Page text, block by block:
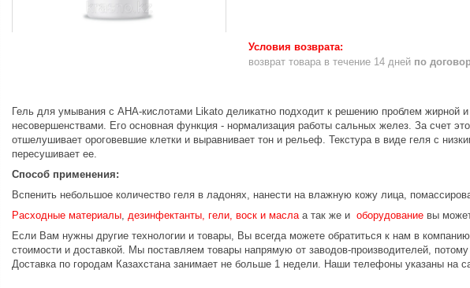
возврат товара в течение 14 дней по
Гель для умывания с AHA-кислотами Likato деликатно подходит к решению проблем
несовершенствами. Его основная функция - нормализация работы сальных желез. За счет
отшелушивает ороговевшие клетки и выравнивает тон и рельеф. Текстура в виде геля с
пересушивает ее.
Способ применения:
Вспенить небольшое количество геля в ладонях, нанести на влажную кожу лица,
Расходные материалы дезинфектанты, гели, воск и масла а так же и оборудование вы
Если Вам нужны другие технологии и товары, Вы всегда можете обратиться к нам в
стоимости и доставкой. Мы поставляем товары напрямую от заводов-производителей,
Доставка по городам Казахстана занимает не больше 1 недели. Наши телефоны указаны на